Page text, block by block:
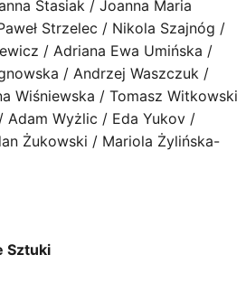
Stasiak / Joanna Maria
Strzelec / Nikola Szajnóg /
/ Adriana Ewa Umińska /
/ Andrzej Waszczuk /
Wiśniewska / Tomasz Witkowski
Adam Wyżlic / Eda Yukov /
Żukowski / Mariola Żylińska-
Sztuki